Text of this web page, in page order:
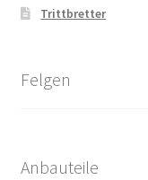
Trittbretter
Felgen
Anbauteile